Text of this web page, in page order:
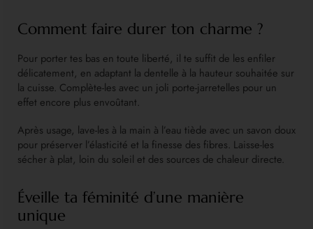
Comment faire durer ton charme ?
Pour porter tes bas en toute liberté, il te suffit de les enfiler
délicatement, en adaptant la dentelle à la hauteur souhaitée sur
la cuisse. Complète-les avec un joli porte-jarretelles pour un
effet encore plus envoûtant.
Après usage, lave-les à la main à l’eau tiède avec un savon doux
pour préserver l’élasticité et la finesse des fibres. Laisse-les
sécher à plat, loin du soleil et des sources de chaleur directe.
Éveille ta féminité d’une manière
unique